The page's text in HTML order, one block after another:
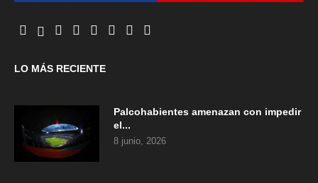
LO MÁS RECIENTE
Palcohabientes amenazan con impedir
el...
8 junio, 2026